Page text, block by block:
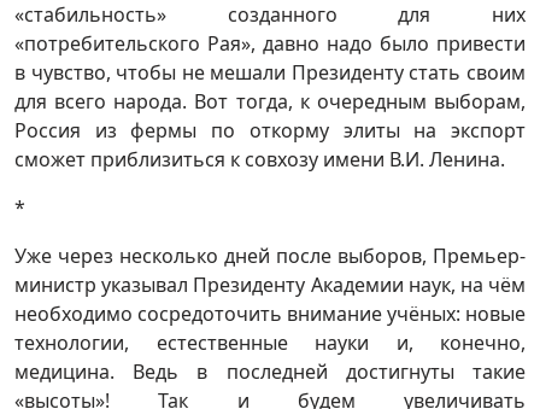
«стабильность» созданного для них
«потребительского Рая», давно надо было привести
в чувство, чтобы не мешали Президенту стать своим
для всего народа. Вот тогда, к очередным выборам,
Россия из фермы по откорму элиты на экспорт
сможет приблизиться к совхозу имени В.И. Ленина.
*
Уже через несколько дней после выборов, Премьер-
министр указывал Президенту Академии наук, на чём
необходимо сосредоточить внимание учёных: новые
технологии, естественные науки и, конечно,
медицина. Ведь в последней достигнуты такие
«высоты»! Так и будем увеличивать